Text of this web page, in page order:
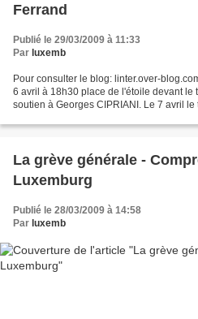
Ferrand
Publié le 29/03/2009 à 11:33
Par luxemb
Pour consulter le blog: linter.over-
6 avril à 18h30 place de l'étoile devant le
soutien à Georges CIPRIANI. Le 7 avril
La grève générale -
Luxemburg
Publié le 28/03/2009 à 14:58
Par luxemb